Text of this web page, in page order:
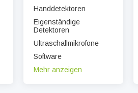
Handdetektoren
Eigenständige
Detektoren
Ultraschallmikrofone
Software
Mehr anzeigen